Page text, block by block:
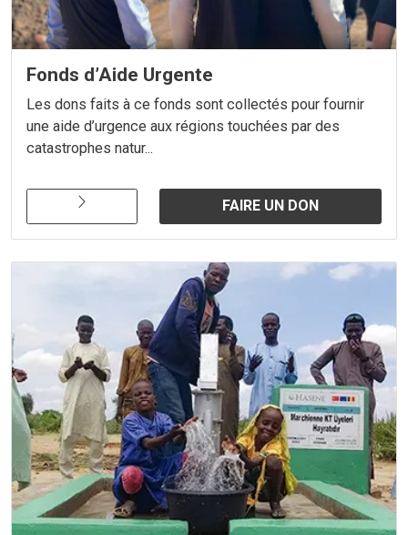
Fonds d’Aide Urgente
Les dons faits à ce fonds sont collectés pour fournir
une aide d’urgence aux régions touchées par des
catastrophes natur...
FAIRE UN DON